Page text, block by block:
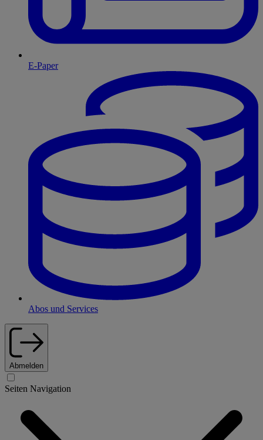
E-Paper
Abos und Services
Abmelden
Seiten Navigation